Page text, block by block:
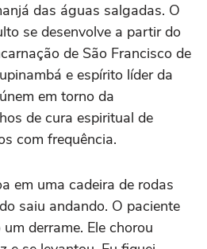
das águas salgadas. O
se desenvolve a partir do
de São Francisco de
e espírito líder da
em torno da
de cura espiritual de
com frequência.
em uma cadeira de rodas
saiu andando. O paciente
derrame. Ele chorou